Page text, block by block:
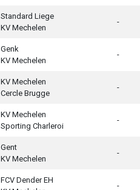
Standard Liege
KV Mechelen
-
Genk
KV Mechelen
-
KV Mechelen
Cercle Brugge
-
KV Mechelen
Sporting Charleroi
-
Gent
KV Mechelen
-
FCV Dender EH
-